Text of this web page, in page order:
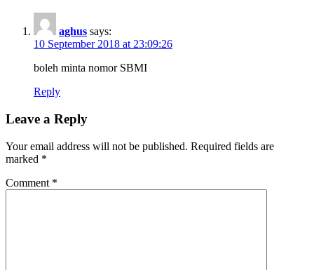
aghus says:
10 September 2018 at 23:09:26
boleh minta nomor SBMI
Reply
Leave a Reply
Your email address will not be published. Required fields are
marked *
Comment *